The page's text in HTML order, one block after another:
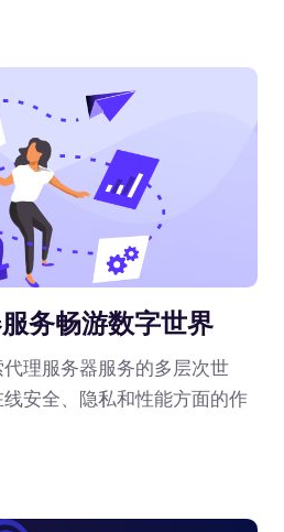
务畅游数字世界
理服务器服务的多层次世
安全、隐私和性能方面的作